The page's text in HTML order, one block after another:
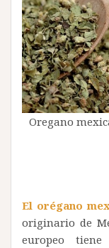
Oregano
El orégano
originario de
europeo